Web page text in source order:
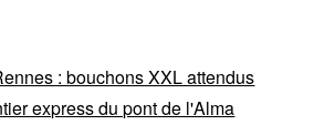
: bouchons XXL attendus
express du pont de l'Alma